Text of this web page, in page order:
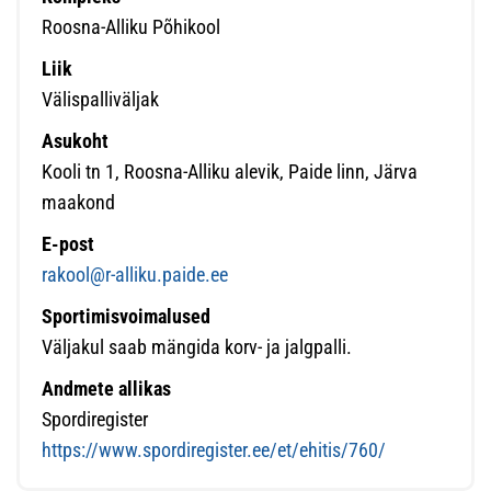
Roosna-Alliku Põhikool
Liik
Välispalliväljak
Asukoht
Kooli tn 1, Roosna-Alliku alevik, Paide linn, Järva
maakond
E-post
rakool@r-alliku.paide.ee
Sportimisvoimalused
Väljakul saab mängida korv- ja jalgpalli.
Andmete allikas
Spordiregister
https://www.spordiregister.ee/et/ehitis/760/